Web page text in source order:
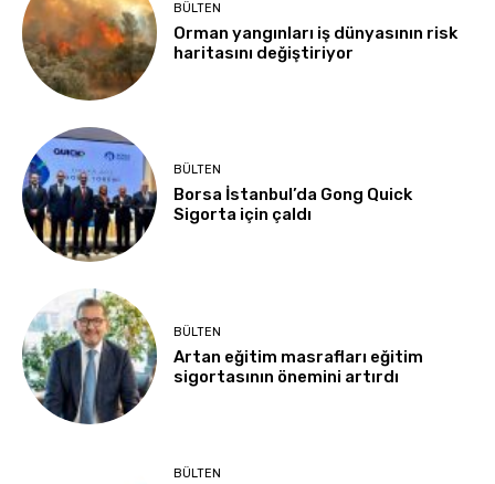
BÜLTEN
Orman yangınları iş dünyasının risk
haritasını değiştiriyor
BÜLTEN
Borsa İstanbul’da Gong Quick
Sigorta için çaldı
BÜLTEN
Artan eğitim masrafları eğitim
sigortasının önemini artırdı
BÜLTEN